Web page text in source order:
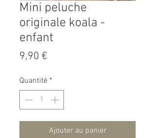
Mini peluche
originale koala -
enfant
9,90 €
Quantité *
Ajouter au panier